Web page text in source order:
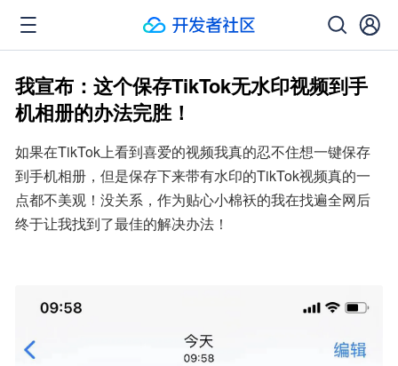
我宣布：这个保存TikTok无水印视频到手
机相册的办法完胜！
如果在TikTok上看到喜爱的视频我真的忍不住想一键保存
到手机相册，但是保存下来带有水印的TikTok视频真的一
点都不美观！没关系，作为贴心小棉袄的我在找遍全网后
终于让我找到了最佳的解决办法！